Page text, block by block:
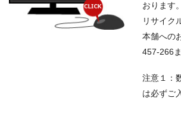
おります。
リサイク
本舗への
457-266
注意１：
は必ずご